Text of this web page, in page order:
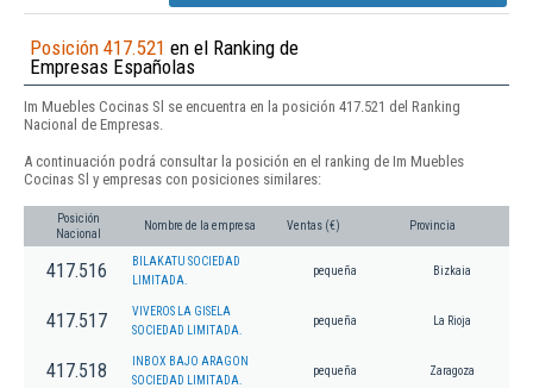
Posición 417.521 en el Ranking de
Empresas Españolas
Im Muebles Cocinas Sl se encuentra en la posición 417.521 del Ranking
Nacional de Empresas.
A continuación podrá consultar la posición en el ranking de Im Muebles
Cocinas Sl y empresas con posiciones similares:
Posición
Nacional
Nombre de la empresa Ventas (€) Provincia
417.516
BILAKATU SOCIEDAD
LIMITADA.
pequeña Bizkaia
417.517
VIVEROS LA GISELA
SOCIEDAD LIMITADA.
pequeña La Rioja
417.518
INBOX BAJO ARAGON
SOCIEDAD LIMITADA.
pequeña Zaragoza